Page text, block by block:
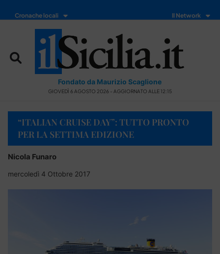
Cronache locali Il Network
Fondato da Maurizio Scaglione
GIOVEDÌ 6 AGOSTO 2026 - AGGIORNATO ALLE 12:15
“ITALIAN CRUISE DAY”: TUTTO PRONTO
PER LA SETTIMA EDIZIONE
Nicola Funaro
mercoledì 4 Ottobre 2017